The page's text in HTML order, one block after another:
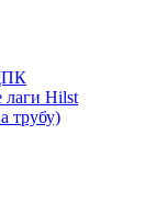
Hilst
трубу)